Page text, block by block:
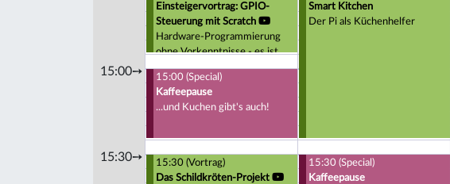
15:00➙
15:30➙
Einsteigervortrag: GPIO-
Steuerung mit Scratch
Hardware-Programmierung
ohne Vorkenntnisse - es ist
wirklich so einfach :-)
Smart Kitchen
Der Pi als Küchenhelfer
15:00 (Special)
Kaffeepause
...und Kuchen gibt's auch!
15:30 (Vortrag)
Das Schildkröten-Projekt
15:30 (Special)
Kaffeepause